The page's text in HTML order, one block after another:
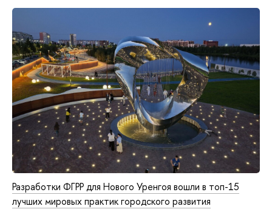
Разработки ФГРР для Нового Уренгоя вошли в топ-15
лучших мировых практик городского развития